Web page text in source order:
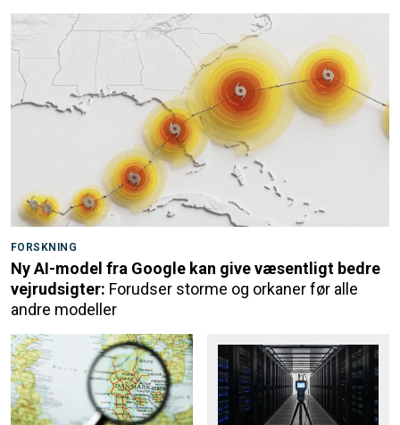
FORSKNING
Ny AI-model fra Google kan give væsentligt bedre
vejrudsigter: Forudser storme og orkaner før alle
andre modeller